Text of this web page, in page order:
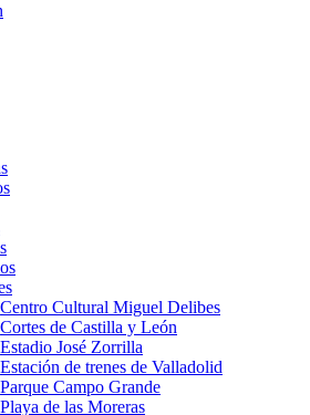
Centro Cultural Miguel Delibes
Cortes de Castilla y León
Estadio José Zorrilla
Estación de trenes de Valladolid
Parque Campo Grande
Playa de las Moreras